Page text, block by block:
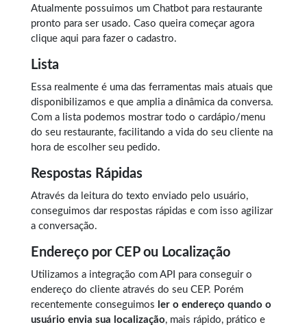
Atualmente possuimos um Chatbot para restaurante
pronto para ser usado. Caso queira começar agora
clique aqui para fazer o cadastro.
Lista
Essa realmente é uma das ferramentas mais atuais que
disponibilizamos e que amplia a dinâmica da conversa.
Com a lista podemos mostrar todo o cardápio/menu
do seu restaurante, facilitando a vida do seu cliente na
hora de escolher seu pedido.
Respostas Rápidas
Através da leitura do texto enviado pelo usuário,
conseguimos dar respostas rápidas e com isso agilizar
a conversação.
Endereço por CEP ou Localização
Utilizamos a integração com API para conseguir o
endereço do cliente através do seu CEP. Porém
recentemente conseguimos ler o endereço quando o
usuário envia sua localização, mais rápido, prático e